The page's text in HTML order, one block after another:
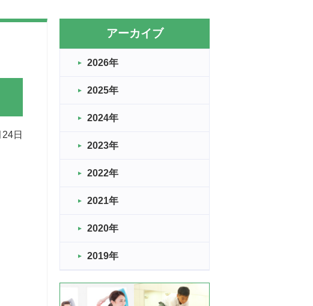
日
アーカイブ
2026年
2025年
2024年
2023年
2022年
2021年
2020年
2019年